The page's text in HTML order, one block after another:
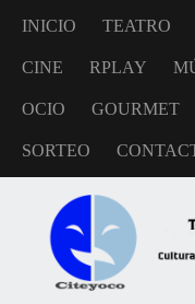
INICIO TEATRO
CINE RPLAY
OCIO GOURMET
SORTEO